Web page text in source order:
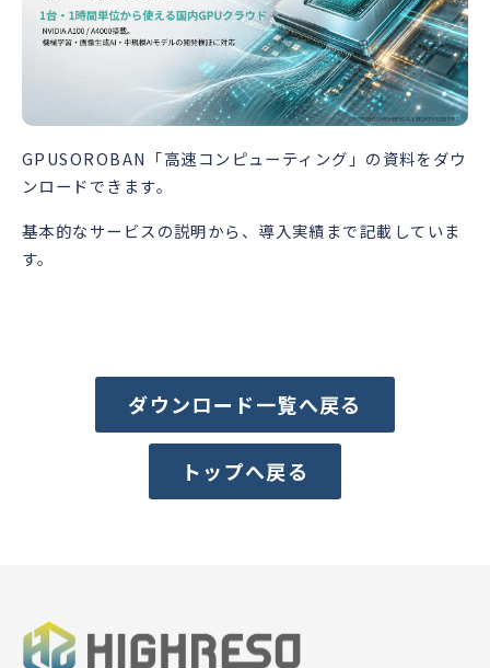
GPUSOROBAN「高速コンピューティング」の資料をダウ
ンロードできます。
基本的なサービスの説明から、導入実績まで記載していま
す。
ダウンロード一覧へ戻る
トップへ戻る